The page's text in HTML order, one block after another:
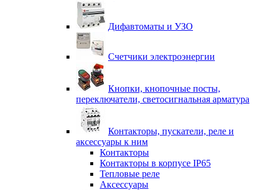
Дифавтоматы и УЗО
Счетчики электроэнергии
Кнопки, кнопочные посты,
переключатели, светосигнальная арматура
Контакторы, пускатели, реле и
аксессуары к ним
Контакторы
Контакторы в корпусе IP65
Тепловые реле
Аксессуары